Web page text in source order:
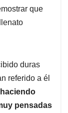
que
duras
referido a él
haciendo
pensadas